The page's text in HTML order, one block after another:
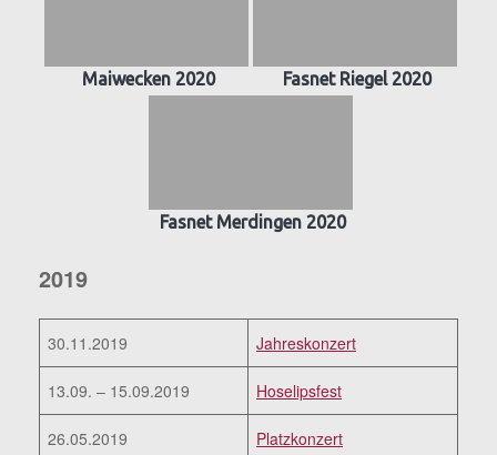
Maiwecken 2020 Fasnet Riegel 2020
Fasnet Merdingen 2020
2019
30.11.2019 Jahreskonzert
13.09. – 15.09.2019 Hoselipsfest
26.05.2019 Platzkonzert